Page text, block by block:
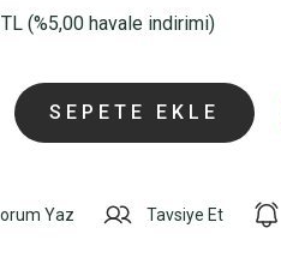
(%5,00 havale indirimi)
SEPETE EKLE
Yaz Tavsiye Et